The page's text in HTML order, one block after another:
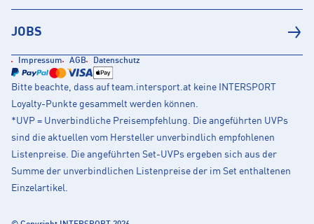
JOBS
Impressum AGB Datenschutz
Bitte beachte, dass auf team.intersport.at keine INTERSPORT
Loyalty-Punkte gesammelt werden können.
*UVP = Unverbindliche Preisempfehlung. Die angeführten UVPs
sind die aktuellen vom Hersteller unverbindlich empfohlenen
Listenpreise. Die angeführten Set-UVPs ergeben sich aus der
Summe der unverbindlichen Listenpreise der im Set enthaltenen
Einzelartikel.